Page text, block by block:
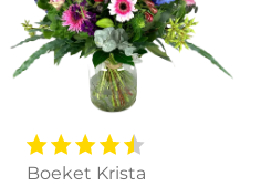
Boeket Krista